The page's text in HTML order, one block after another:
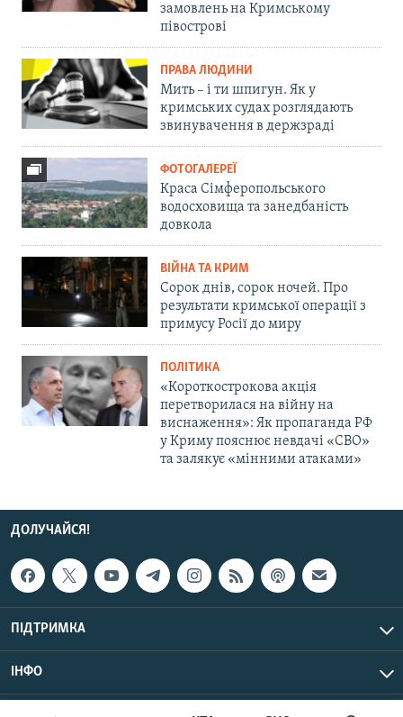
замовлень на Кримському
півострові
ПРАВА ЛЮДИНИ
Мить – і ти шпигун. Як у
кримських судах розглядають
звинувачення в держзраді
ФОТОГАЛЕРЕЇ
Краса Сімферопольського
водосховища та занедбаність
довкола
ВІЙНА ТА КРИМ
Сорок днів, сорок ночей. Про
результати кримської операції з
примусу Росії до миру
ПОЛІТИКА
«Короткострокова акція
перетворилася на війну на
виснаження»: Як пропаганда РФ
у Криму пояснює невдачі «СВО»
та залякує «мінними атаками»
ДОЛУЧАЙСЯ!
ПІДТРИМКА
ІНФО